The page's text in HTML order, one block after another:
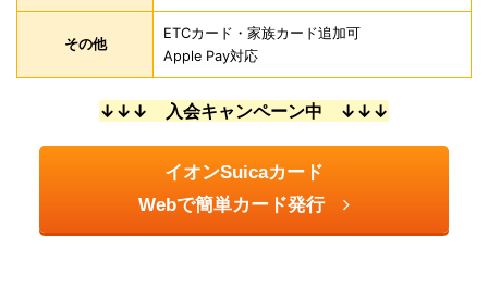
その他
ETCカード・家族カード追加可
Apple Pay対応
↓↓↓ 入会キャンペーン中 ↓↓↓
イオンSuicaカード
Webで簡単カード発行